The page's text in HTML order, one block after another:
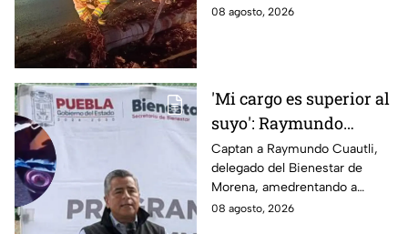
la ciudad de Puebla, luego de
08 agosto, 2026
'Mi cargo es superior al
suyo': Raymundo
Cuautli, funcionario de
Morena, amedrenta a
policías tras chocarlos
por conducir
Captan a Raymundo Cuautli,
delegado del Bienestar de
Morena, amedrentando a
policías de San Andrés Cholula
08 agosto, 2026